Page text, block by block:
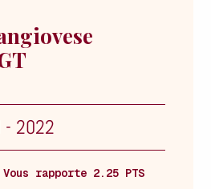
- 2022
Vous rapporte 2.25 PTS